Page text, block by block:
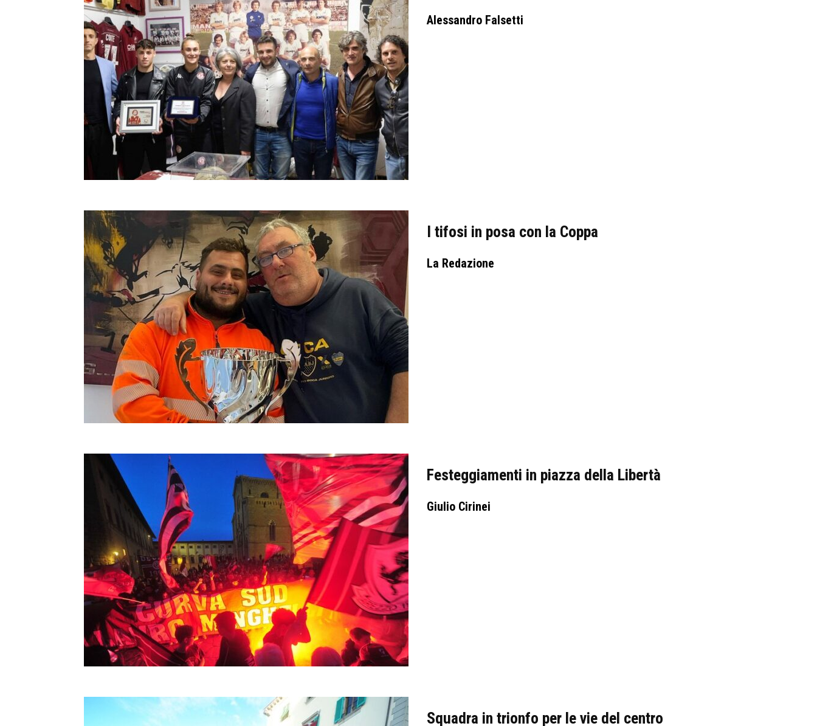
Alessandro Falsetti
I tifosi in posa con la Coppa
La Redazione
Festeggiamenti in piazza della Libertà
Giulio Cirinei
Squadra in trionfo per le vie del centro